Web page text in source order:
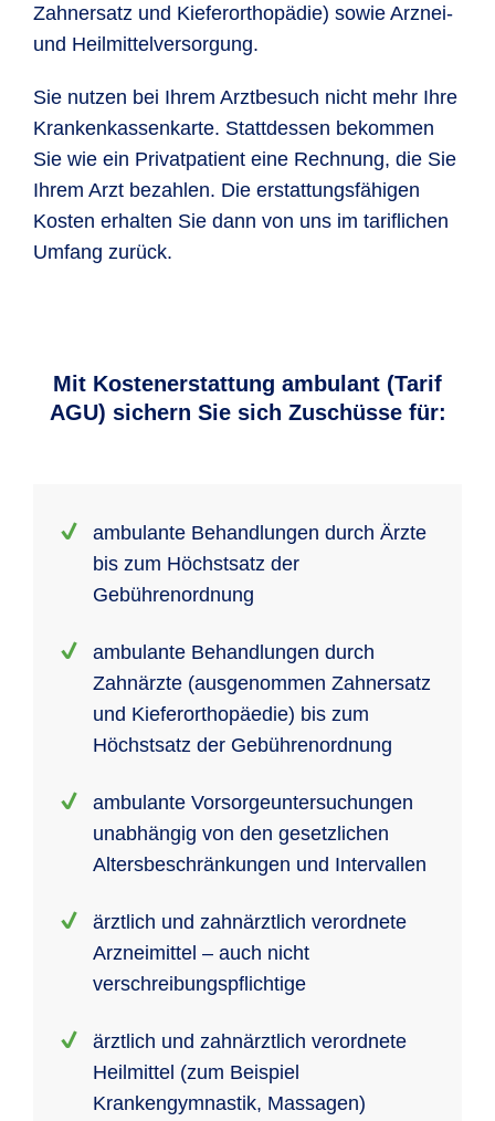
Zahnersatz und Kieferorthopädie) sowie Arznei-
und Heilmittelversorgung.
Sie nutzen bei Ihrem Arztbesuch nicht mehr Ihre
Krankenkassenkarte. Stattdessen bekommen
Sie wie ein Privatpatient eine Rechnung, die Sie
Ihrem Arzt bezahlen. Die erstattungsfähigen
Kosten erhalten Sie dann von uns im tariflichen
Umfang zurück.
Mit Kostenerstattung ambulant (Tarif
AGU) sichern Sie sich Zuschüsse für:
ambulante Behandlungen durch Ärzte
bis zum Höchstsatz der
Gebührenordnung
ambulante Behandlungen durch
Zahnärzte (ausgenommen Zahnersatz
und Kieferorthopäedie) bis zum
Höchstsatz der Gebührenordnung
ambulante Vorsorgeuntersuchungen
unabhängig von den gesetzlichen
Altersbeschränkungen und Intervallen
ärztlich und zahnärztlich verordnete
Arzneimittel – auch nicht
verschreibungspflichtige
ärztlich und zahnärztlich verordnete
Heilmittel (zum Beispiel
Krankengymnastik, Massagen)